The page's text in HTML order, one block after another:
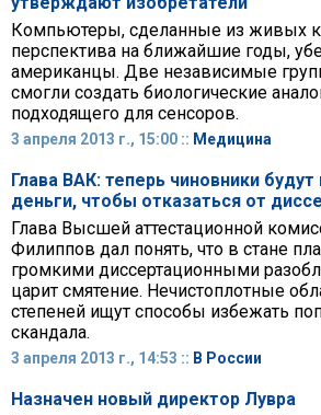
Компьютеры, сделанные из живых
перспектива на ближайшие годы,
американцы. Две независимые
смогли создать биологические
подходящего для сенсоров.
3 апреля 2013 г., 15:00 :: Медицина
Глава ВАК: теперь чиновники
деньги, чтобы отказаться от
Глава Высшей аттестационной
Филиппов дал понять, что в стане
громкими диссертационными
царит смятение. Нечистоплотные
степеней ищут способы избежать
скандала.
3 апреля 2013 г., 14:53 :: В России
Назначен новый директор Лувра